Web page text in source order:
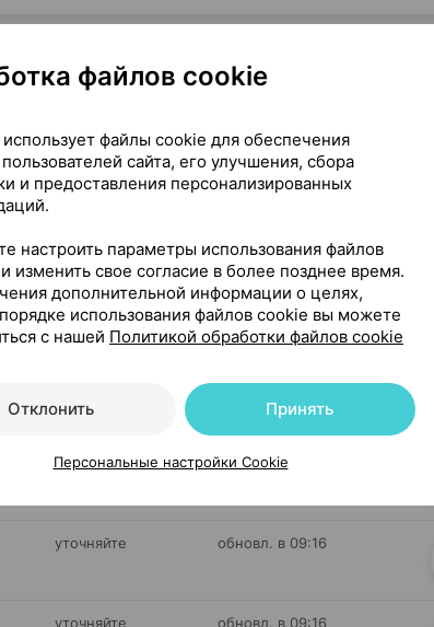
Польша
уточняйте обновл. вчера
уточняйте обновл. в 09:16
уточняйте обновл. в 09:16
файлов cookie
файлы cookie для обеспечения
сайта, его улучшения, сбора
и предоставления персонализированных
настроить параметры использования файлов
изменить свое согласие в более позднее время.
дополнительной информации о целях,
использования файлов cookie вы можете
с нашей Политикой обработки файлов cookie
Отклонить Принять
Персональные настройки Cookie